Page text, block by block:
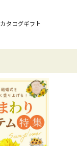
カタログギフト